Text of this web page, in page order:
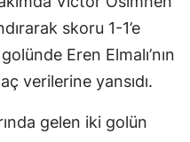
skoru 1-1’e
Eren Elmalı’nın
verilerine yansıdı.
gelen iki golün